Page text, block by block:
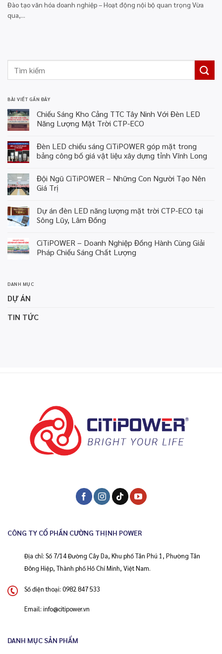
Đào tạo văn hóa doanh nghiệp – Hoạt động nội bộ quan trọng Vừa
qua,...
BÀI VIẾT GẦN ĐÂY
Chiếu Sáng Kho Cảng TTC Tây Ninh Với Đèn LED
Năng Lượng Mặt Trời CTP-ECO
Đèn LED chiếu sáng CiTiPOWER góp mặt trong
bảng công bố giá vật liệu xây dựng tỉnh Vĩnh Long
Đội Ngũ CiTiPOWER – Những Con Người Tạo Nên
Giá Trị
Dự án đèn LED năng lượng mặt trời CTP-ECO tại
Sông Lũy, Lâm Đồng
CiTiPOWER – Doanh Nghiệp Đồng Hành Cùng Giải
Pháp Chiếu Sáng Chất Lượng
DANH MỤC
DỰ ÁN
TIN TỨC
CÔNG TY CỔ PHẦN CƯỜNG THỊNH POWER
Địa chỉ: Số 7/14 Đường Cây Da, Khu phố Tân Phú 1, Phường Tân
Đông Hiệp, Thành phố Hồ Chí Minh, Việt Nam.
Số điện thoại: 0982 847 533
Email: info@citipower.vn
DANH MỤC SẢN PHẨM